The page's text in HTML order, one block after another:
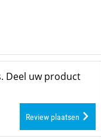
Deel uw product
Review plaatsen